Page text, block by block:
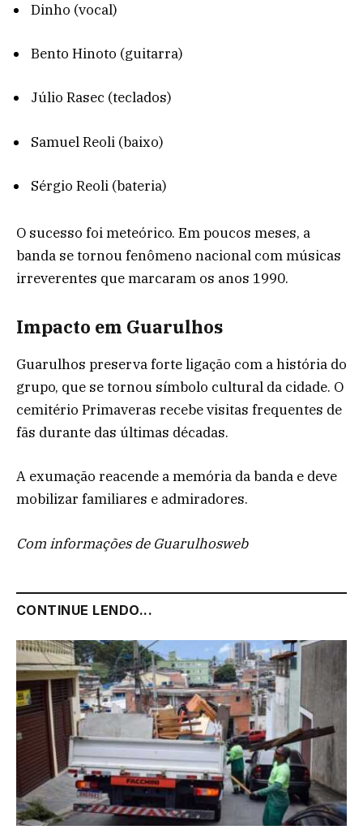
Dinho (vocal)
Bento Hinoto (guitarra)
Júlio Rasec (teclados)
Samuel Reoli (baixo)
Sérgio Reoli (bateria)
O sucesso foi meteórico. Em poucos meses, a
banda se tornou fenômeno nacional com músicas
irreverentes que marcaram os anos 1990.
Impacto em Guarulhos
Guarulhos preserva forte ligação com a história do
grupo, que se tornou símbolo cultural da cidade. O
cemitério Primaveras recebe visitas frequentes de
fãs durante das últimas décadas.
A exumação reacende a memória da banda e deve
mobilizar familiares e admiradores.
Com informações de Guarulhosweb
CONTINUE LENDO...